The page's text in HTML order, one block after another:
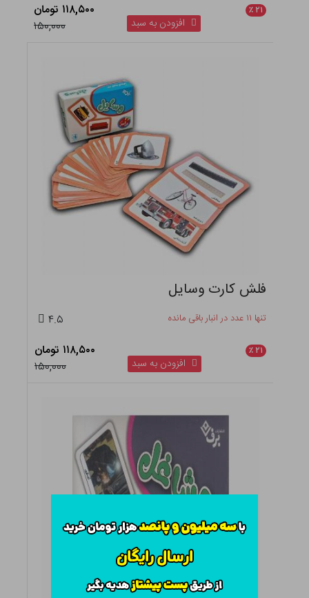
۲۱ ٪
۱۱۸,۵۰۰ تومان
۱۵۰,۰۰۰
افزودن به سبد
فلش کارت وسایل
تنها ۱۱ عدد در انبار باقی مانده ۴.۵
۲۱ ٪
۱۱۸,۵۰۰ تومان
۱۵۰,۰۰۰
افزودن به سبد